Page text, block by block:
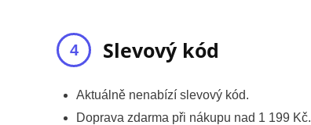
Slevový kód
Aktuálně nenabízí slevový kód.
Doprava zdarma při nákupu nad 1 199 Kč.